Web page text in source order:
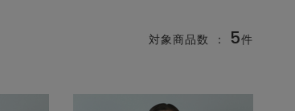
対象商品数 ： 5件